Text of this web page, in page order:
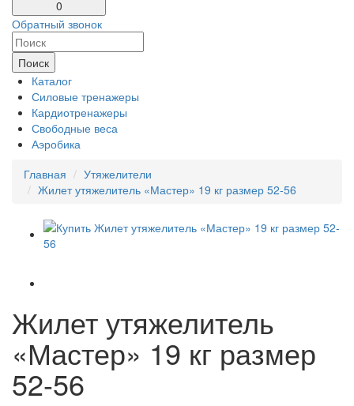
0
Обратный звонок
Поиск
Каталог
Силовые тренажеры
Кардиотренажеры
Свободные веса
Аэробика
Главная
Утяжелители
Жилет утяжелитель «Мастер» 19 кг размер 52-56
Жилет утяжелитель
«Мастер» 19 кг размер
52-56